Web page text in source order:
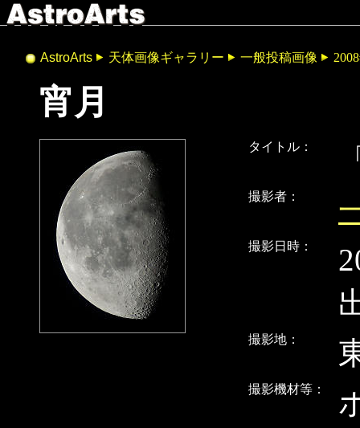
AstroArts 天体画像ギャラリー 一般投稿画像
宵月
タイトル：
撮影者：
撮影日時：
撮影地：
撮影機材等：